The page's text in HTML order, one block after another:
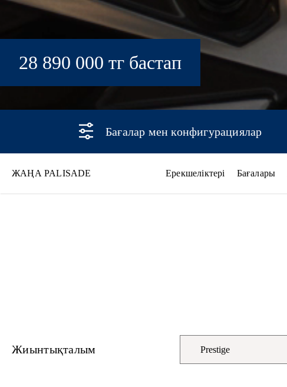
Жаңа PALISADE
28 890 000 тг бастап
Бағалар мен конфигурациялар
ЖАҢА PALISADE Ерекшеліктері Бағалары
Жиынтықталым